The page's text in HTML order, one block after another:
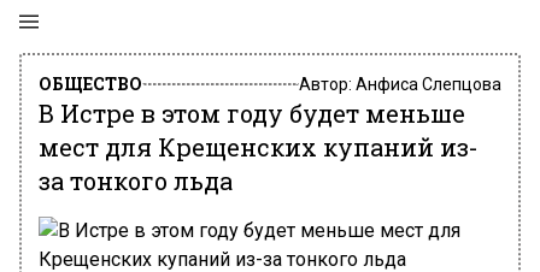
ОБЩЕСТВО Автор: Анфиса Слепцова
В Истре в этом году будет меньше
мест для Крещенских купаний из-
за тонкого льда